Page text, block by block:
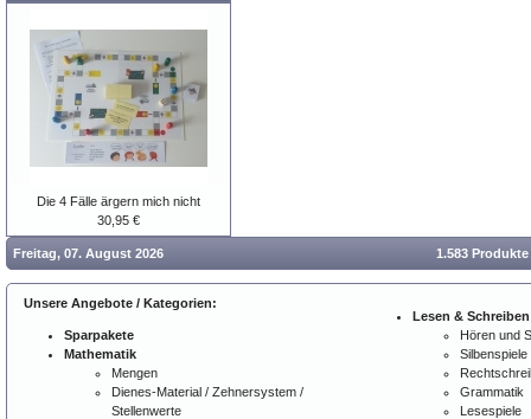
Die 4 Fälle ärgern mich nicht
30,95 €
Freitag, 07. August 2026 1.583
Unsere Angebote / Kategorien:
Sparpakete
Mathematik
Mengen
Dienes-Material / Zehnersystem /
Stellenwerte
Lesen & Schreiben
Hören und
Silbenspiele
Grammatik
Lesespiele